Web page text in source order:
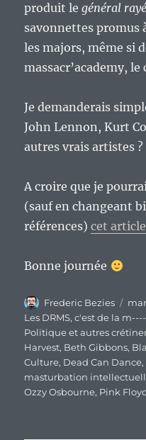
produit legénéral rayé
savonnettes promus
les majors, même si
massacr’academy,
Je demanderais
John Lennon, Kurt
autres vrais artistes ?
A croire que je
(sauf en changeant
références)cet
Bonne journée
Auteur
Frederic Bezies
le
Les DRMS, c'est de la
Politique et autres
Harvest, Beth Gibbons,
Culture, Dead Can Dance,
masturbation
Ozzy Osbourne, Pink